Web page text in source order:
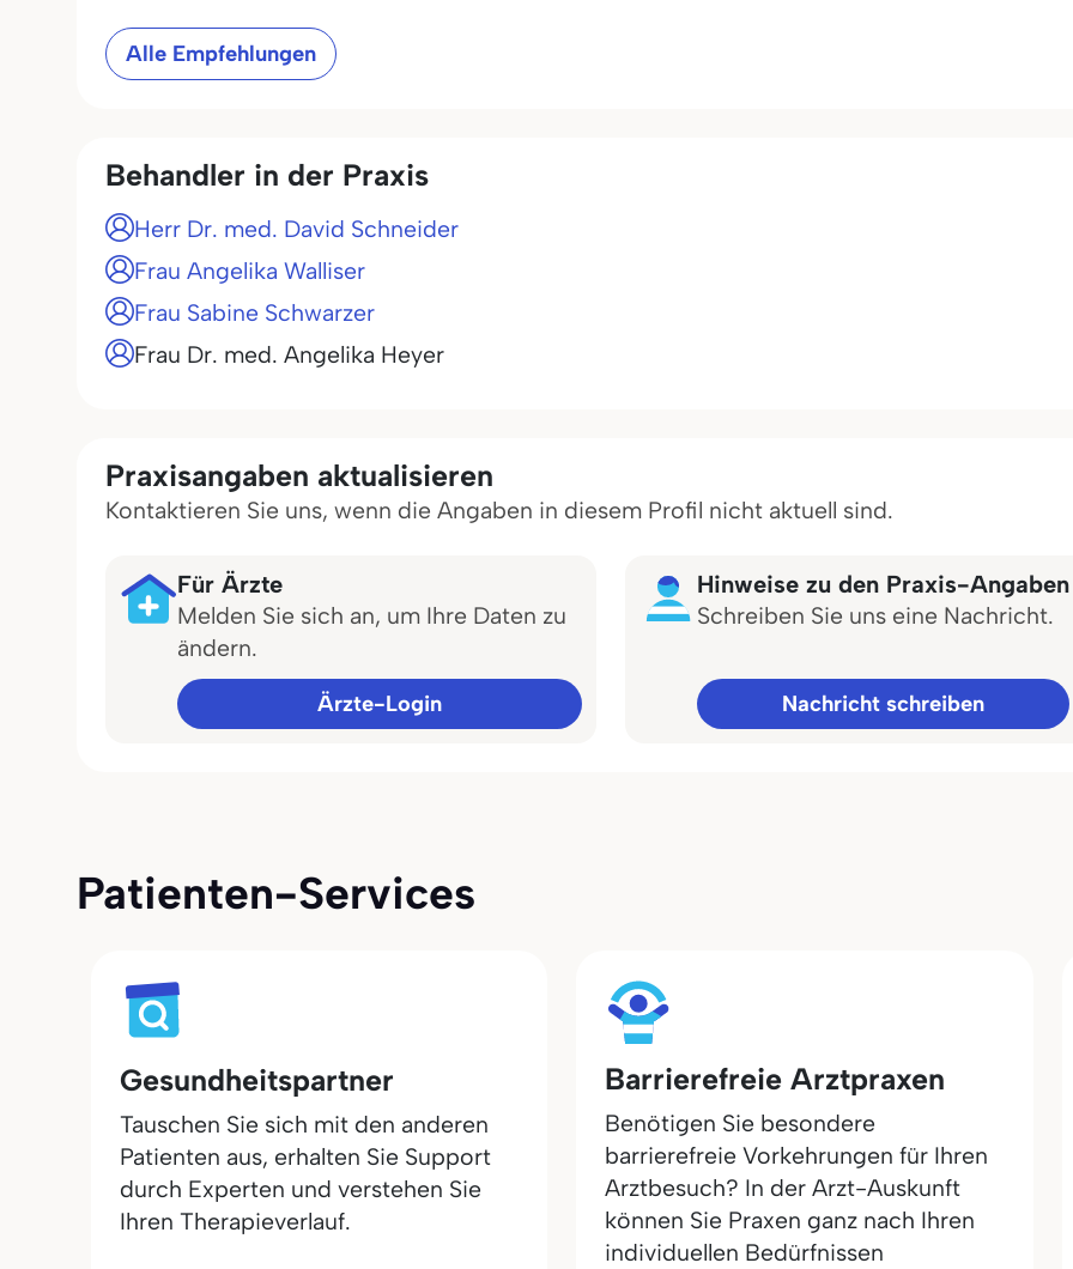
Alle Empfehlungen
Behandler in der Praxis
Herr Dr. med. David Schneider
Frau Angelika Walliser
Frau Sabine Schwarzer
Frau Dr. med. Angelika Heyer
Praxisangaben aktualisieren
Kontaktieren Sie uns, wenn die Angaben in diesem Profil nicht aktuell sind.
Für Ärzte
Melden Sie sich an, um Ihre Daten zu
ändern.
Ärzte-Login
Hinweise zu den Praxis-Angaben
Schreiben Sie uns eine Nachricht.
Nachricht schreiben
Patienten-Services
Gesundheitspartner
Tauschen Sie sich mit den anderen
Patienten aus, erhalten Sie Support
durch Experten und verstehen Sie
Ihren Therapieverlauf.
Barrierefreie Arztpraxen
Benötigen Sie besondere
barrierefreie Vorkehrungen für Ihren
Arztbesuch? In der Arzt-Auskunft
können Sie Praxen ganz nach Ihren
individuellen Bedürfnissen